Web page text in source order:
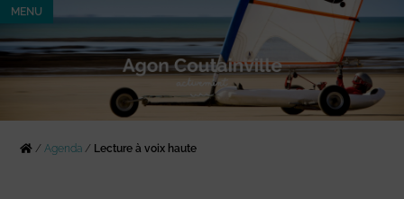
MENU
/Agenda / Lecture à voix haute